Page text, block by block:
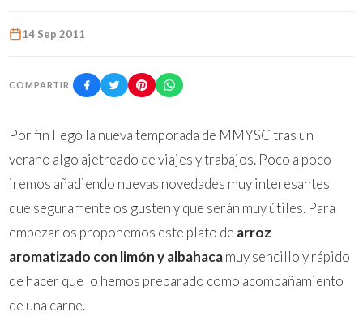
14 Sep 2011
COMPARTIR
Por fin llegó la nueva temporada de MMYSC tras un
verano algo ajetreado de viajes y trabajos. Poco a poco
iremos añadiendo nuevas novedades muy interesantes
que seguramente os gusten y que serán muy útiles. Para
empezar os proponemos este plato de arroz
aromatizado con limón y albahacamuy sencillo y rápido
de hacer que lo hemos preparado como acompañamiento
de una carne.